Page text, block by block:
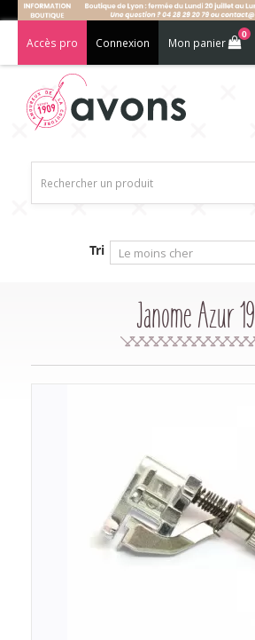
Accès pro Connexion Mon panier
0
Tri
Janome Azur 19